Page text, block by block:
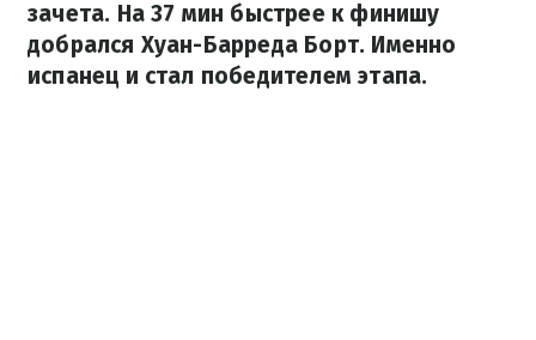
зачета. На 37 мин быстрее к финишу
добрался Хуан-Барреда Борт. Именно
испанец и стал победителем этапа.